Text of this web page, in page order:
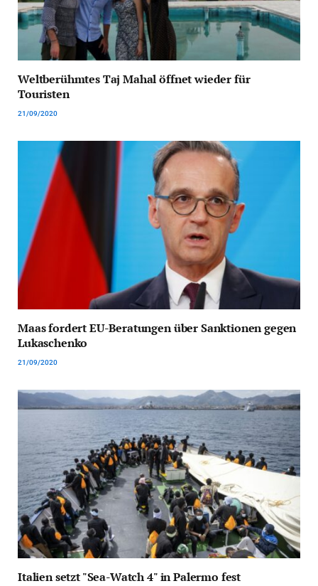
Weltberühmtes Taj Mahal öffnet wieder für
Touristen
21/09/2020
Maas fordert EU-Beratungen über Sanktionen gegen
Lukaschenko
21/09/2020
Italien setzt "Sea-Watch 4" in Palermo fest